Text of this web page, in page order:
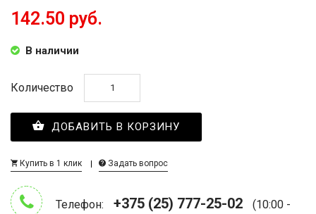
142.50 руб.
В наличии
Количество
ДОБАВИТЬ В КОРЗИНУ
Купить в 1 клик Задать вопрос
Телефон: +375 (25) 777-25-02
(10:00 -